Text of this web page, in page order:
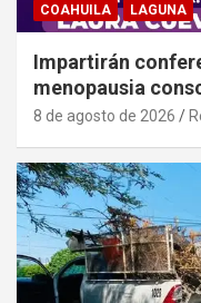
COAHUILA LAGUNA
Impartirán
menopausia
8 de agosto de 2026